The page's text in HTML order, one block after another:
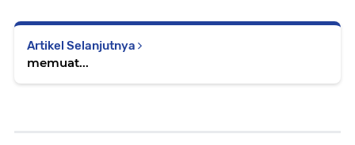
Artikel Selanjutnya
memuat...